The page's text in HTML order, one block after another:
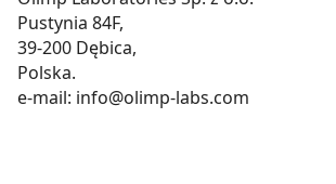
Strony.
Pustynia 84F,
39-200 Dębica,
Polska.
e-mail: info@olimp-labs.com